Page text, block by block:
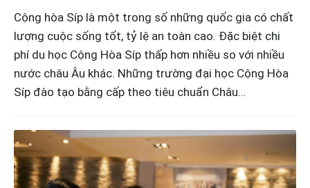
Cộng hòa Síp là một trong số những quốc gia có chất
lượng cuộc sống tốt, tỷ lệ an toàn cao. Đặc biệt chi
phí du học Cộng Hòa Síp thấp hơn nhiều so với nhiều
nước châu Âu khác. Những trường đại học Cộng Hòa
Síp đào tạo bằng cấp theo tiêu chuẩn Châu…